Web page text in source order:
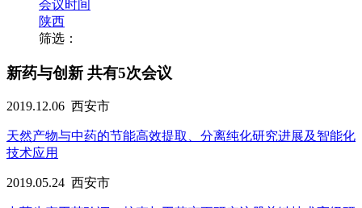
会议时间
陕西
筛选：
新药与创新 共有5次会议
2019.12.06 西安市
天然产物与中药的节能高效提取、分离纯化研究进展及智能化
技术应用
2019.05.24 西安市